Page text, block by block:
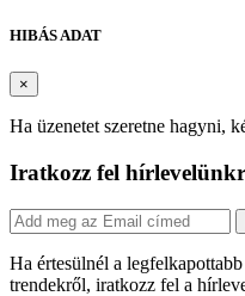
HIBÁS ADAT
×
Ha üzenetet szeretne hagyni,
Iratkozz fel
Ha értesülnél a
trendekről, iratkozz fel a